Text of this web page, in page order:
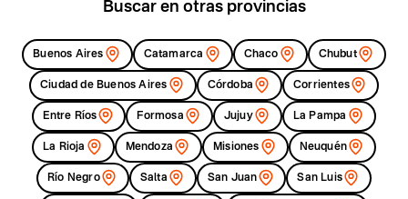
Buscar en otras provincias
Buenos Aires Catamarca Chaco Chubut
Ciudad de Buenos Aires Córdoba Corrientes
Entre Ríos Formosa Jujuy La Pampa
La Rioja Mendoza Misiones Neuquén
Río Negro Salta San Juan San Luis